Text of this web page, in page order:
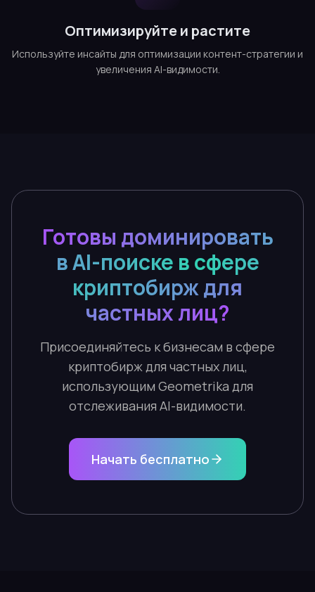
Оптимизируйте и растите
Используйте инсайты для оптимизации контент-стратегии и
увеличения AI-видимости.
Готовы доминировать
в AI-поиске в сфере
криптобирж для
частных лиц?
Присоединяйтесь к бизнесам в сфере
криптобирж для частных лиц,
использующим Geometrika для
отслеживания AI-видимости.
Начать бесплатно